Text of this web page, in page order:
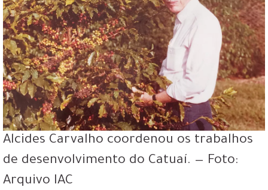
Alcides Carvalho coordenou os trabalhos
de desenvolvimento do Catuaí. — Foto:
Arquivo IAC